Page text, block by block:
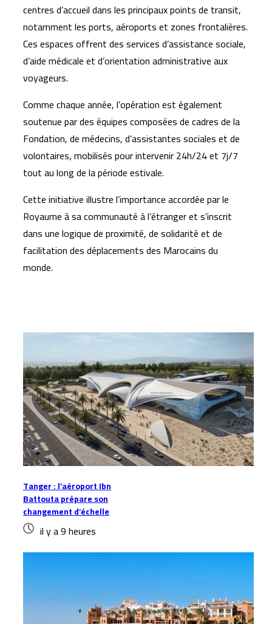
centres d’accueil dans les principaux points de transit,
notamment les ports, aéroports et zones frontalières.
Ces espaces offrent des services d’assistance sociale,
d’aide médicale et d’orientation administrative aux
voyageurs.
Comme chaque année, l’opération est également
soutenue par des équipes composées de cadres de la
Fondation, de médecins, d’assistantes sociales et de
volontaires, mobilisés pour intervenir 24h/24 et 7j/7
tout au long de la période estivale.
Cette initiative illustre l’importance accordée par le
Royaume à sa communauté à l’étranger et s’inscrit
dans une logique de proximité, de solidarité et de
facilitation des déplacements des Marocains du
monde.
Tanger : l’aéroport Ibn
Battouta prépare son
changement d’échelle
il y a 9 heures